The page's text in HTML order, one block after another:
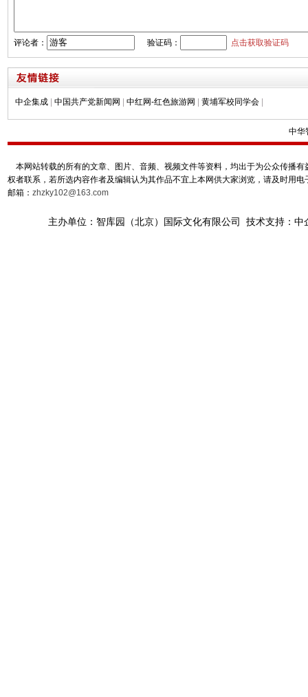
评论者： 验证码： 点击获取验证码
中企集成 中国共产党新闻网 中红网-红色旅游网 黄埔军校同学会
中华
本网站转载的所有的文章、图片、音频、视频文件等资料，均出于为公众传播
权者联系，若所选内容作者及编辑认为其作品不宜上本网供大家浏览，请及时用
邮箱： zhzky102@163.com
主办单位：智库园（北京）国际文化有限公司 技术支持：